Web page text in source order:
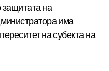
защитата на
има
на субекта на